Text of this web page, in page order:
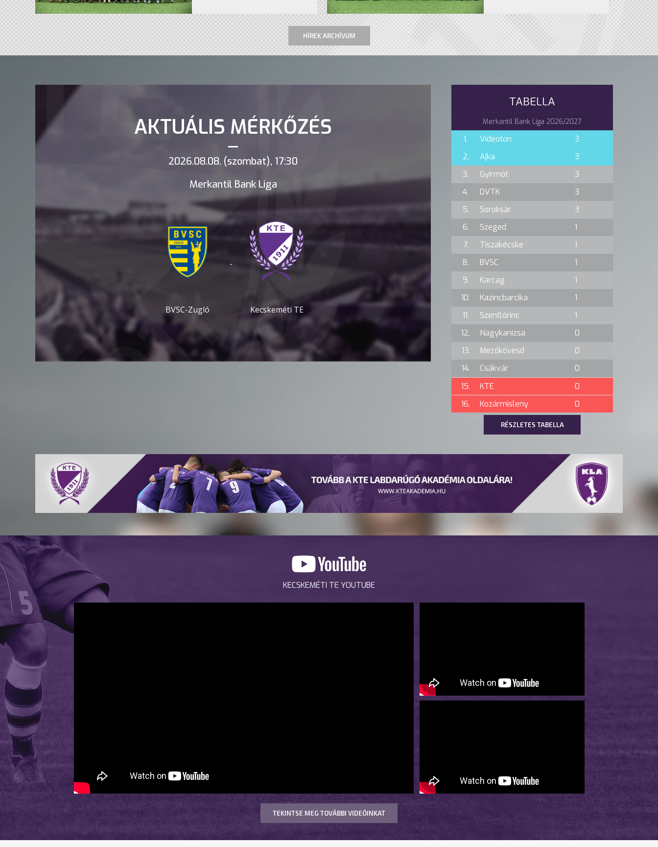
HÍREK ARCHÍVUM
AKTUÁLIS MÉRKŐZÉS
2026.08.08. (szombat), 17:30
Merkantil Bank Liga
BVSC-Zugló
-
Kecskeméti TE
TABELLA
Merkantil Bank Liga 2026/2027
1. Videoton
3
2.
Ajka
3
3.
Gyirmót
3
4.
DVTK
3
5.
Soroksár
3
6.
Szeged
1
7.
Tiszakécske
1
8.
BVSC
1
9.
Karcag
1
10.
Kazincbarcika
1
11.
Szentlőrinc
1
12.
Nagykanizsa
0
13.
Mezőkövesd
0
14.
Csákvár
0
15.
KTE
0
16.
Kozármisleny 0
RÉSZLETES TABELLA
KECSKEMÉTI TE YOUTUBE
TEKINTSE MEG TOVÁBBI VIDEÓINKAT